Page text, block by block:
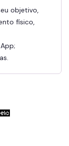
objetivo,
físico,